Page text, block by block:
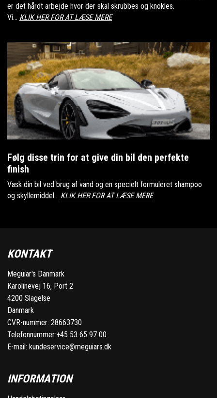
er det hårdt arbejde hvor der skal skrubbes og knokles.
Vi... KLIK HER FOR AT LÆSE MERE
Følg disse trin for at give din bil den perfekte
finish
Vask din bil ved brug af vand og en specielt formuleret shampoo
og skyllemiddel... KLIK HER FOR AT LÆSE MERE
KONTAKT
Meguiar's Danmark
Karolinevej 16, Port 2
4200 Slagelse
Danmark
CVR-nummer: 28663730
Telefonnummer:+45 53 65 97 00
E-mail: kundeservice@meguiars.dk
INFORMATION